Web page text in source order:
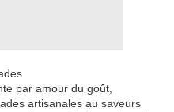
par amour du goût,
artisanales au saveurs